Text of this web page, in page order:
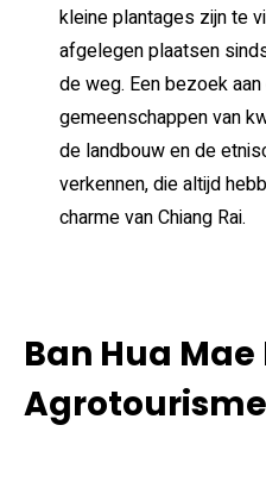
kleine plantages zijn te
afgelegen plaatsen
de weg. Een bezoek
gemeenschappen van
de landbouw en de
verkennen, die altijd
charme van Chiang Rai.
Ban Hua